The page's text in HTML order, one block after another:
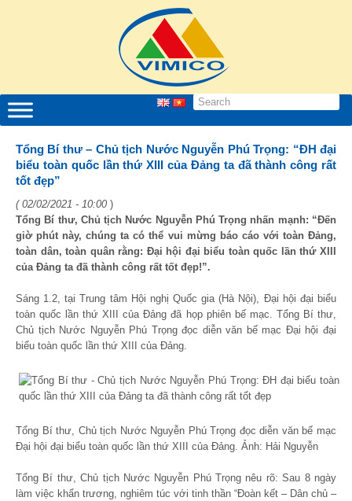
Tổng Bí thư – Chủ tịch Nước Nguyễn Phú Trọng: “ĐH đại
biểu toàn quốc lần thứ XIII của Đảng ta đã thành công rất
tốt đẹp”
( 02/02/2021 - 10:00 )
Tổng Bí thư, Chủ tịch Nước Nguyễn Phú Trọng nhấn mạnh: “Đến
giờ phút này, chúng ta có thể vui mừng báo cáo với toàn Đảng,
toàn dân, toàn quân rằng: Đại hội đại biểu toàn quốc lần thứ XIII
của Đảng ta đã thành công rất tốt đẹp!”.
Sáng 1.2, tại Trung tâm Hội nghị Quốc gia (Hà Nội), Đại hội đại biểu
toàn quốc lần thứ XIII của Đảng đã họp phiên bế mạc. Tổng Bí thư,
Chủ tịch Nước Nguyễn Phú Trọng đọc diễn văn bế mạc Đại hội đại
biểu toàn quốc lần thứ XIII của Đảng.
Tổng Bí thư, Chủ tịch Nước Nguyễn Phú Trọng đọc diễn văn bế mạc
Đại hội đại biểu toàn quốc lần thứ XIII của Đảng. Ảnh: Hải Nguyễn
Tổng Bí thư, Chủ tịch Nước Nguyễn Phú Trọng nêu rõ: Sau 8 ngày
làm việc khẩn trương, nghiêm túc với tinh thần “Đoàn kết – Dân chủ –